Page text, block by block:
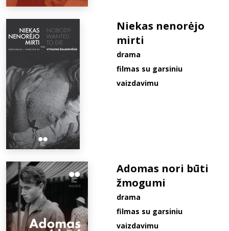
Niekas nenorėjo
mirti
drama
filmas su garsiniu
vaizdavimu
Adomas nori būti
žmogumi
drama
filmas su garsiniu
vaizdavimu